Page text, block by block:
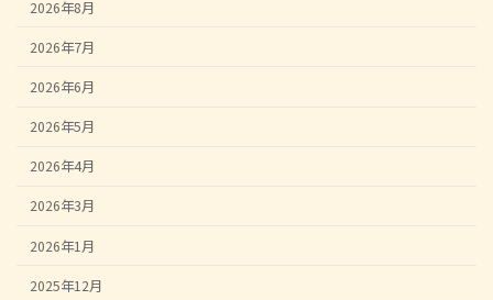
2026年8月
2026年7月
2026年6月
2026年5月
2026年4月
2026年3月
2026年1月
2025年12月